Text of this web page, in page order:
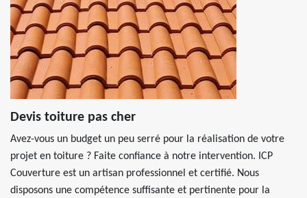
Devis toiture pas cher
Avez-vous un budget un peu serré pour la réalisation de votre
projet en toiture ? Faite confiance à notre intervention. ICP
Couverture est un artisan professionnel et certifié. Nous
disposons une compétence suffisante et pertinente pour la